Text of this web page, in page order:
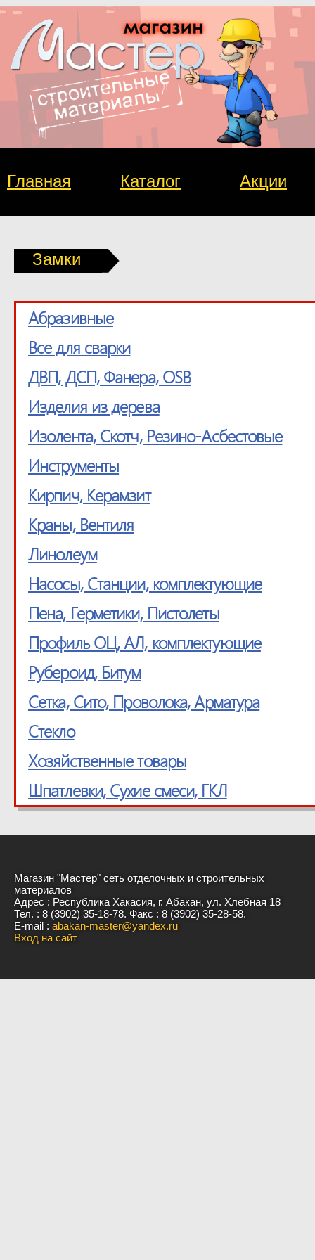
Главная Каталог Акции
Замки
Абразивные
Все для сварки
ДВП, ДСП, Фанера, OSB
Изделия из дерева
Изолента, Скотч, Резино-Асбестовые
Инструменты
Кирпич, Керамзит
Краны, Вентиля
Линолеум
Насосы, Станции, комплектующие
Пена, Герметики, Пистолеты
Профиль ОЦ, АЛ, комплектующие
Рубероид, Битум
Сетка, Cито, Проволока, Арматура
Стекло
Хозяйственные товары
Шпатлевки, Сухие смеси, ГКЛ
Магазин "Мастер" сеть отделочных и строительных
материалов
Адрес : Республика Хакасия, г. Абакан, ул. Хлебная 18
Тел. : 8 (3902) 35-18-78. Факс : 8 (3902) 35-28-58.
E-mail : abakan-master@yandex.ru
Вход на сайт